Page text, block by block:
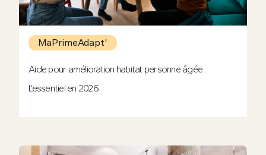
MaPrimeAdapt'
Aide pour amélioration habitat personne âgée :
L'essentiel en 2026